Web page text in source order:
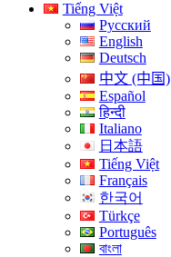
Tiếng Việt
Русский
English
Deutsch
中文 (中国)
Español
हिन्दी
Italiano
日本語
Tiếng Việt
Français
한국어
Türkçe
Português
বাংলা